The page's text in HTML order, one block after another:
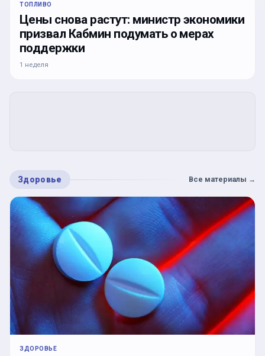
ТОПЛИВО
Цены снова растут: министр экономики
призвал Кабмин подумать о мерах
поддержки
1 неделя
Здоровье Все материалы →
ЗДОРОВЬЕ